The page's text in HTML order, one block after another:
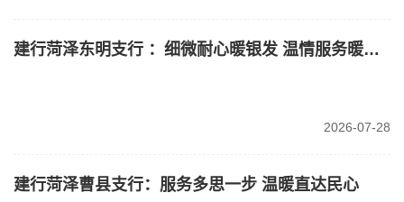
建行菏泽东明支行 ：细微耐心暖银发 温情服务暖人心
2026-07-28
建行菏泽曹县支行：服务多思一步 温暖直达民心